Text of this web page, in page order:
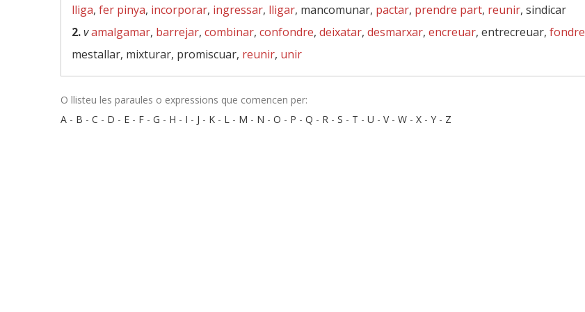
lliga, fer pinya, incorporar, ingressar, lligar, mancomunar, pactar, prendre part, reunir, sindicar
2.vamalgamar, barrejar, combinar, confondre, deixatar, desmarxar, encreuar, entrecreuar, fondre
mestallar, mixturar, promiscuar, reunir, unir
O llisteu les paraules o expressions que comencen per:
A - B - C - D - E - F - G - H - I - J - K - L - M - N - O - P - Q - R - S - T - U - V- W - X - Y - Z